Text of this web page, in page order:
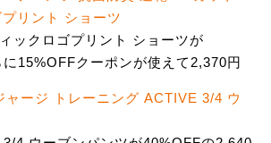
リント ショーツ
ックロゴプリント ショーツが
15%OFFクーポンが使えて2,370円
ャージ トレーニング ACTIVE 3/4 ウ